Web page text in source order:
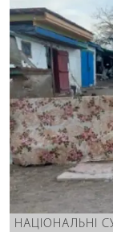
НАЦІОНАЛЬНІ